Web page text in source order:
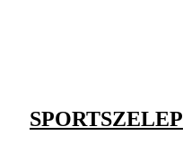
SPORTSZELEP